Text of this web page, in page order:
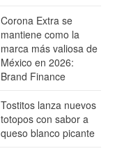
Corona Extra se
mantiene como la
marca más valiosa de
México en 2026:
Brand Finance
Tostitos lanza nuevos
totopos con sabor a
queso blanco picante